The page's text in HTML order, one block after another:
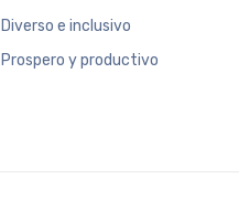
Diverso e inclusivo
Prospero y productivo